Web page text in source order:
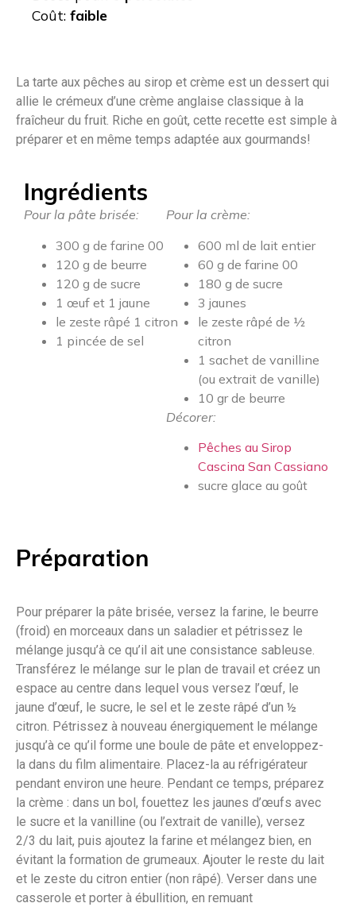
Coût: faible
La tarte aux pêches au sirop et crème est un dessert qui
allie le crémeux d’une crème anglaise classique à la
fraîcheur du fruit. Riche en goût, cette recette est simple à
préparer et en même temps adaptée aux gourmands!
Ingrédients
Pour la pâte brisée:
300 g de farine 00
120 g de beurre
120 g de sucre
1 œuf et 1 jaune
le zeste râpé 1 citron
1 pincée de sel
Pour la crème:
600 ml de lait entier
60 g de farine 00
180 g de sucre
3 jaunes
le zeste râpé de ½
citron
1 sachet de vanilline
(ou extrait de vanille)
10 gr de beurre
Décorer:
Pêches au Sirop
Cascina San Cassiano
sucre glace au goût
Préparation
Pour préparer la pâte brisée, versez la farine, le beurre
(froid) en morceaux dans un saladier et pétrissez le
mélange jusqu’à ce qu’il ait une consistance sableuse.
Transférez le mélange sur le plan de travail et créez un
espace au centre dans lequel vous versez l’œuf, le
jaune d’œuf, le sucre, le sel et le zeste râpé d’un ½
citron. Pétrissez à nouveau énergiquement le mélange
jusqu’à ce qu’il forme une boule de pâte et enveloppez-
la dans du film alimentaire. Placez-la au réfrigérateur
pendant environ une heure. Pendant ce temps, préparez
la crème : dans un bol, fouettez les jaunes d’œufs avec
le sucre et la vanilline (ou l’extrait de vanille), versez
2/3 du lait, puis ajoutez la farine et mélangez bien, en
évitant la formation de grumeaux. Ajouter le reste du lait
et le zeste du citron entier (non râpé). Verser dans une
casserole et porter à ébullition, en remuant